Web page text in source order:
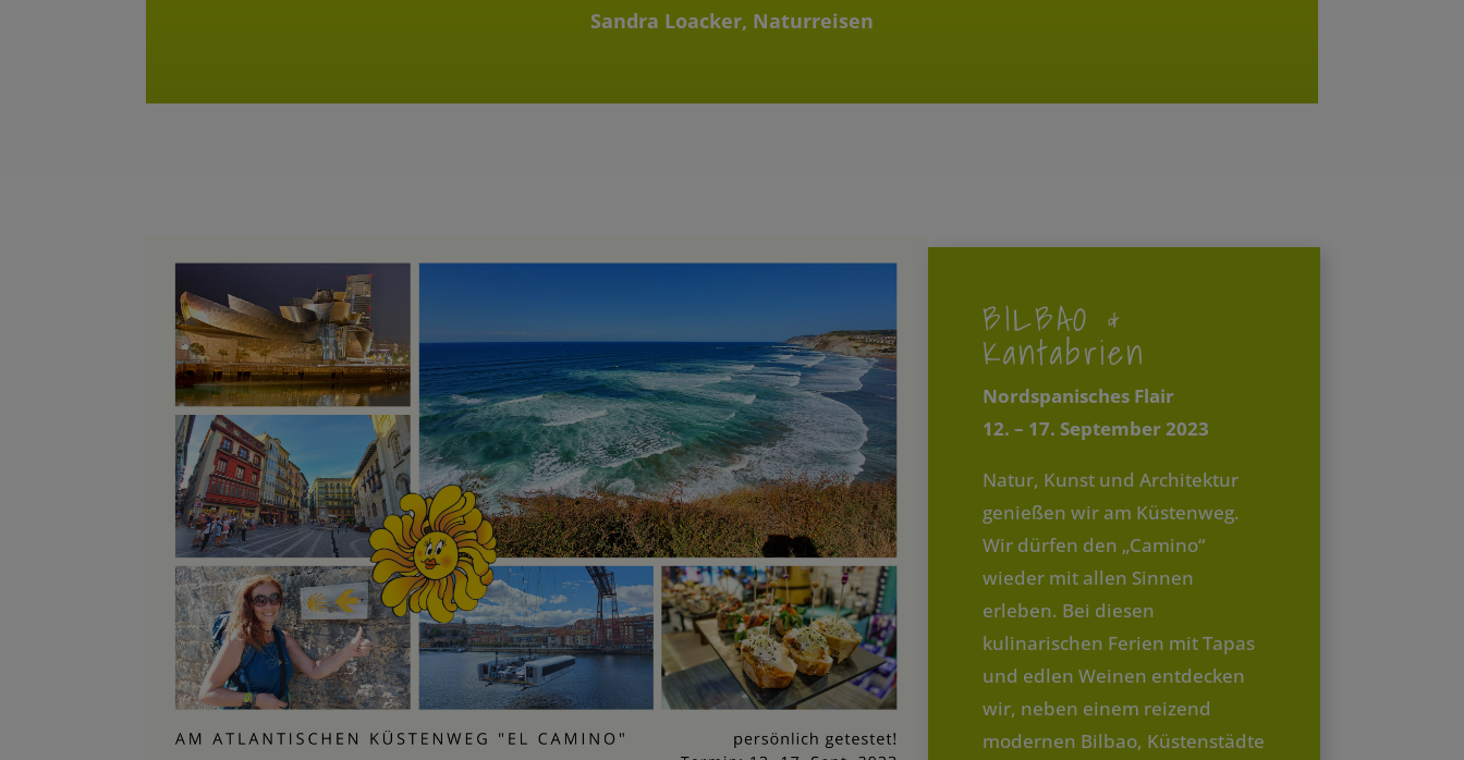
Sandra Loacker, Naturreisen
BILBAO &
Kantabrien
Nordspanisches Flair
12. – 17. September 2023
Natur, Kunst und Architektur
genießen wir am Küstenweg.
Wir dürfen den „Camino“
wieder mit allen Sinnen
erleben. Bei diesen
kulinarischen Ferien mit Tapas
und edlen Weinen entdecken
wir, neben einem reizend
modernen Bilbao, Küstenstädte